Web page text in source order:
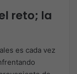
reto; la
es cada vez